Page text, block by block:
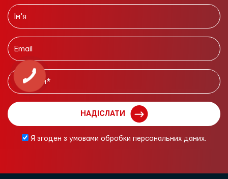
НАДІСЛАТИ
Я згоден з умовами обробки персональних даних.